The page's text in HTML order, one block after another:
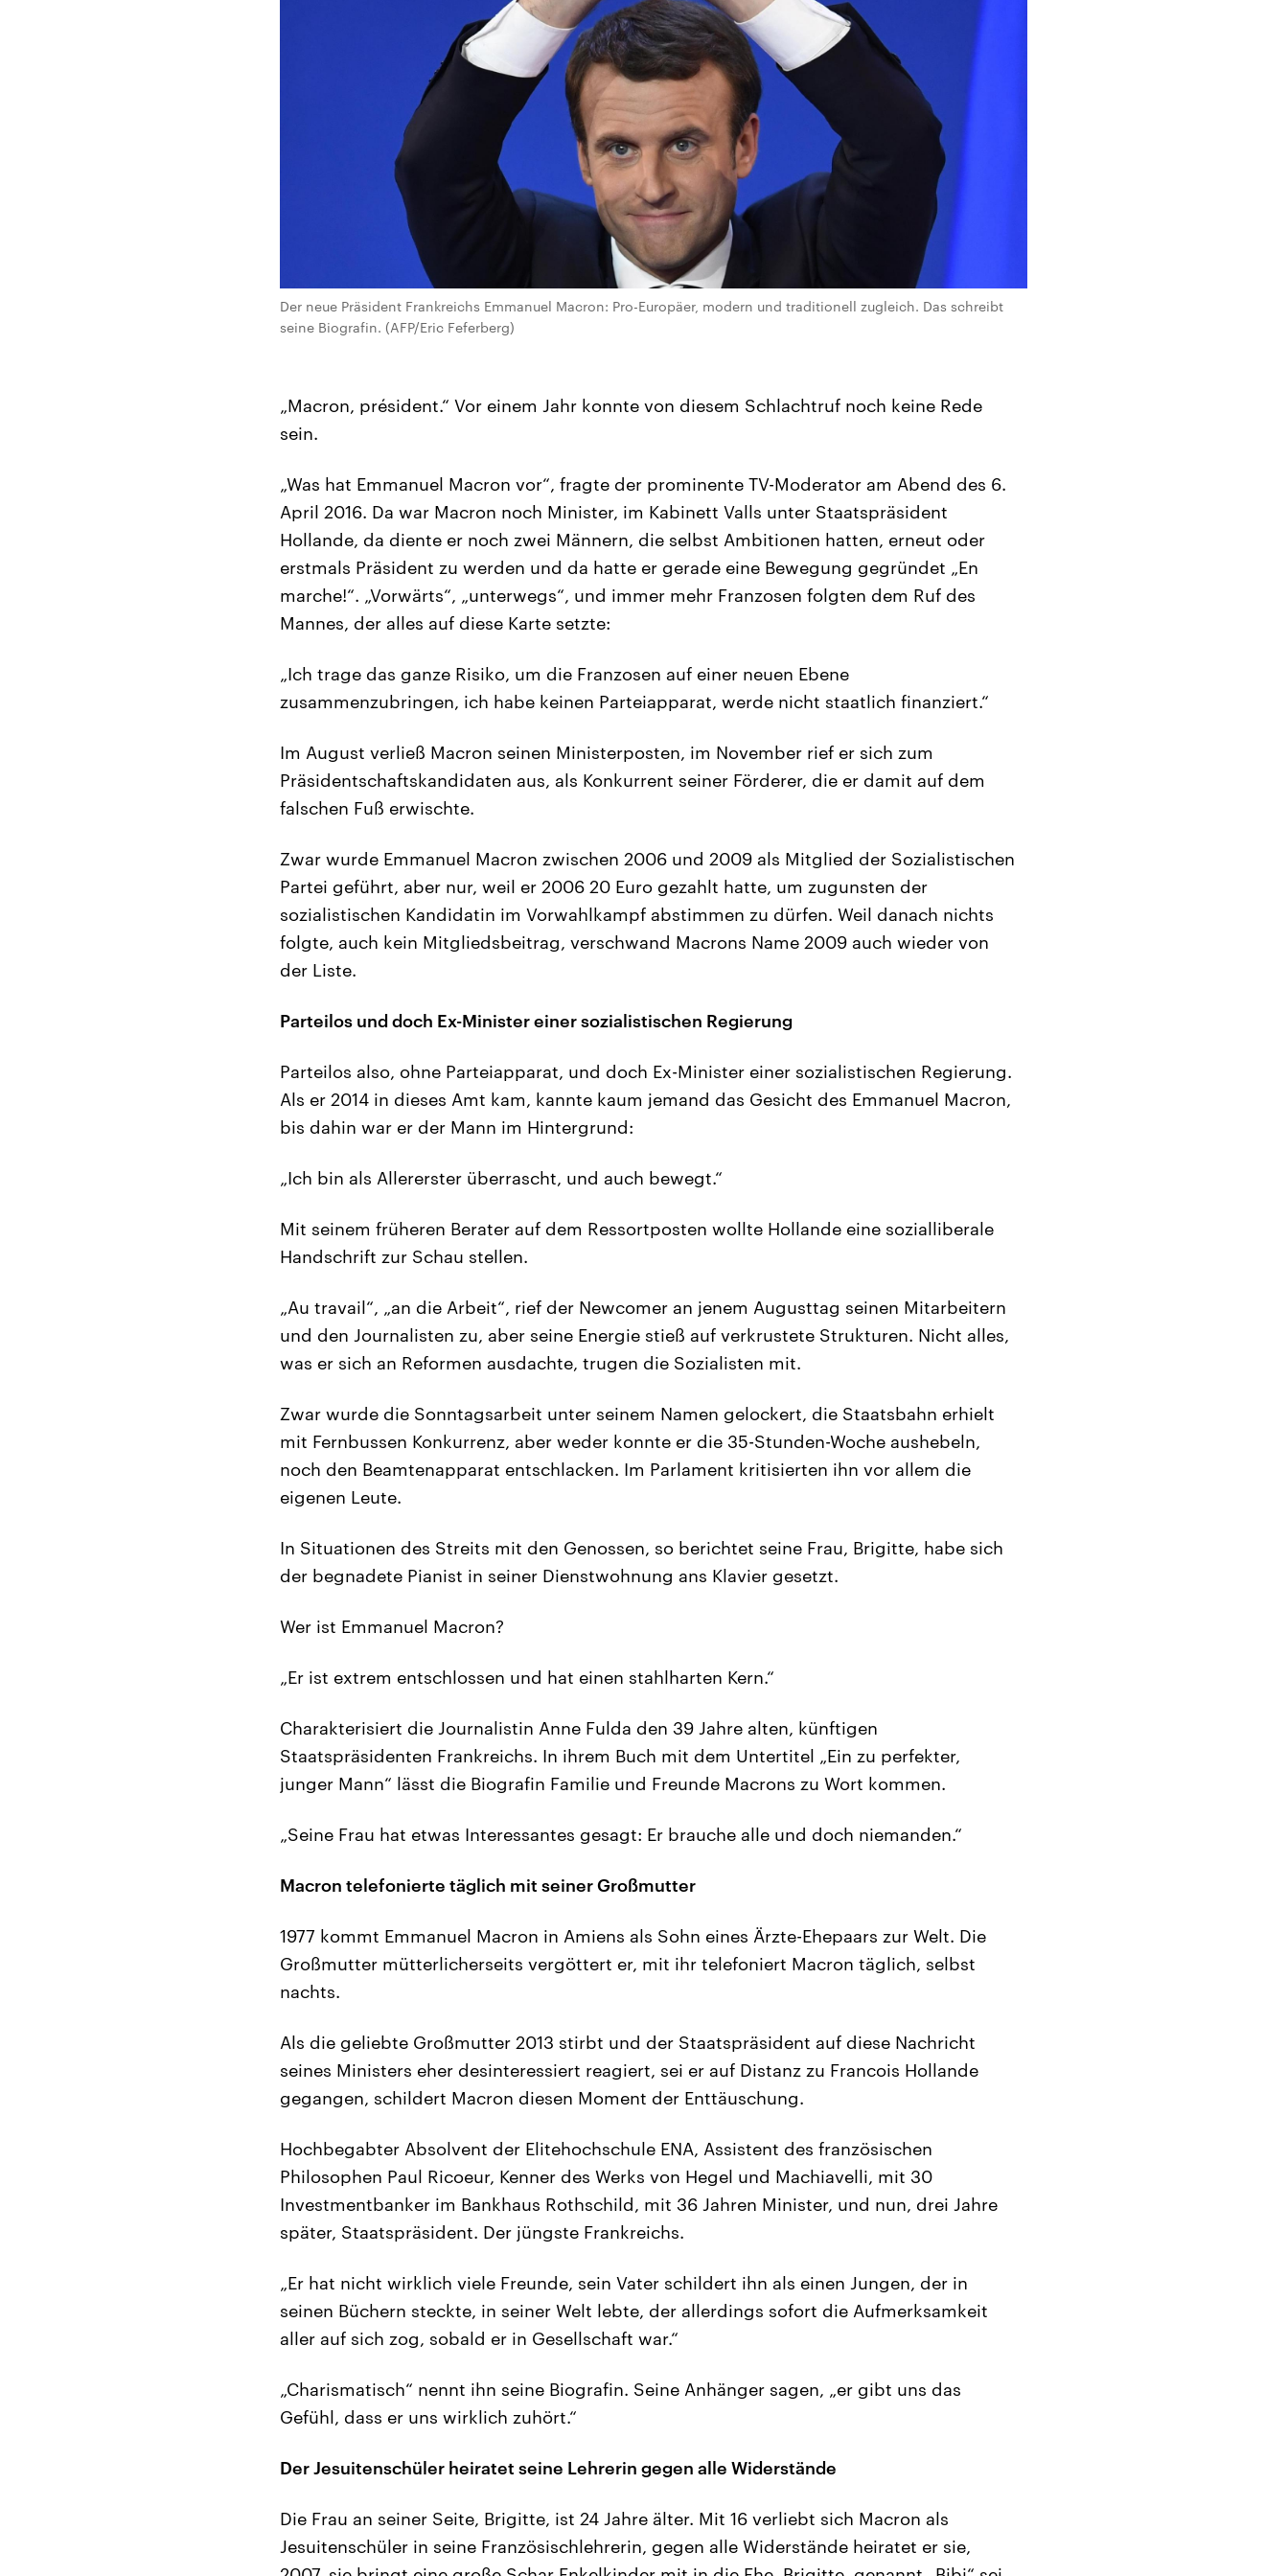
Der neue Präsident Frankreichs Emmanuel Macron: Pro-Europäer, modern und traditionell zugleich. Das schreibt
seine Biografin. (AFP/Eric Feferberg)
„Macron, président.“ Vor einem Jahr konnte von diesem Schlachtruf noch keine Rede
sein.
„Was hat Emmanuel Macron vor“, fragte der prominente TV-Moderator am Abend des 6.
April 2016. Da war Macron noch Minister, im Kabinett Valls unter Staatspräsident
Hollande, da diente er noch zwei Männern, die selbst Ambitionen hatten, erneut oder
erstmals Präsident zu werden und da hatte er gerade eine Bewegung gegründet „En
marche!“. „Vorwärts“, „unterwegs“, und immer mehr Franzosen folgten dem Ruf des
Mannes, der alles auf diese Karte setzte:
„Ich trage das ganze Risiko, um die Franzosen auf einer neuen Ebene
zusammenzubringen, ich habe keinen Parteiapparat, werde nicht staatlich finanziert.“
Im August verließ Macron seinen Ministerposten, im November rief er sich zum
Präsidentschaftskandidaten aus, als Konkurrent seiner Förderer, die er damit auf dem
falschen Fuß erwischte.
Zwar wurde Emmanuel Macron zwischen 2006 und 2009 als Mitglied der Sozialistischen
Partei geführt, aber nur, weil er 2006 20 Euro gezahlt hatte, um zugunsten der
sozialistischen Kandidatin im Vorwahlkampf abstimmen zu dürfen. Weil danach nichts
folgte, auch kein Mitgliedsbeitrag, verschwand Macrons Name 2009 auch wieder von
der Liste.
Parteilos und doch Ex-Minister einer sozialistischen Regierung
Parteilos also, ohne Parteiapparat, und doch Ex-Minister einer sozialistischen Regierung.
Als er 2014 in dieses Amt kam, kannte kaum jemand das Gesicht des Emmanuel Macron,
bis dahin war er der Mann im Hintergrund:
„Ich bin als Allererster überrascht, und auch bewegt.“
Mit seinem früheren Berater auf dem Ressortposten wollte Hollande eine sozialliberale
Handschrift zur Schau stellen.
„Au travail“, „an die Arbeit“, rief der Newcomer an jenem Augusttag seinen Mitarbeitern
und den Journalisten zu, aber seine Energie stieß auf verkrustete Strukturen. Nicht alles,
was er sich an Reformen ausdachte, trugen die Sozialisten mit.
Zwar wurde die Sonntagsarbeit unter seinem Namen gelockert, die Staatsbahn erhielt
mit Fernbussen Konkurrenz, aber weder konnte er die 35-Stunden-Woche aushebeln,
noch den Beamtenapparat entschlacken. Im Parlament kritisierten ihn vor allem die
eigenen Leute.
In Situationen des Streits mit den Genossen, so berichtet seine Frau, Brigitte, habe sich
der begnadete Pianist in seiner Dienstwohnung ans Klavier gesetzt.
Wer ist Emmanuel Macron?
„Er ist extrem entschlossen und hat einen stahlharten Kern.“
Charakterisiert die Journalistin Anne Fulda den 39 Jahre alten, künftigen
Staatspräsidenten Frankreichs. In ihrem Buch mit dem Untertitel „Ein zu perfekter,
junger Mann“ lässt die Biografin Familie und Freunde Macrons zu Wort kommen.
„Seine Frau hat etwas Interessantes gesagt: Er brauche alle und doch niemanden.“
Macron telefonierte täglich mit seiner Großmutter
1977 kommt Emmanuel Macron in Amiens als Sohn eines Ärzte-Ehepaars zur Welt. Die
Großmutter mütterlicherseits vergöttert er, mit ihr telefoniert Macron täglich, selbst
nachts.
Als die geliebte Großmutter 2013 stirbt und der Staatspräsident auf diese Nachricht
seines Ministers eher desinteressiert reagiert, sei er auf Distanz zu Francois Hollande
gegangen, schildert Macron diesen Moment der Enttäuschung.
Hochbegabter Absolvent der Elitehochschule ENA, Assistent des französischen
Philosophen Paul Ricoeur, Kenner des Werks von Hegel und Machiavelli, mit 30
Investmentbanker im Bankhaus Rothschild, mit 36 Jahren Minister, und nun, drei Jahre
später, Staatspräsident. Der jüngste Frankreichs.
„Er hat nicht wirklich viele Freunde, sein Vater schildert ihn als einen Jungen, der in
seinen Büchern steckte, in seiner Welt lebte, der allerdings sofort die Aufmerksamkeit
aller auf sich zog, sobald er in Gesellschaft war.“
„Charismatisch“ nennt ihn seine Biografin. Seine Anhänger sagen, „er gibt uns das
Gefühl, dass er uns wirklich zuhört.“
Der Jesuitenschüler heiratet seine Lehrerin gegen alle Widerstände
Die Frau an seiner Seite, Brigitte, ist 24 Jahre älter. Mit 16 verliebt sich Macron als
Jesuitenschüler in seine Französischlehrerin, gegen alle Widerstände heiratet er sie,